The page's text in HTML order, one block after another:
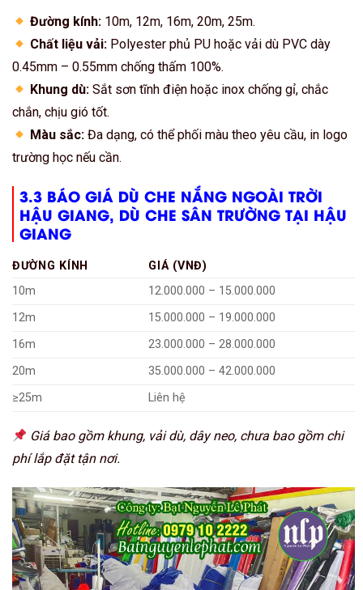
Đường kính: 10m, 12m, 16m, 20m, 25m.
Chất liệu vải: Polyester phủ PU hoặc vải dù PVC dày
0.45mm – 0.55mm chống thấm 100%.
Khung dù: Sắt sơn tĩnh điện hoặc inox chống gỉ, chắc
chắn, chịu gió tốt.
Màu sắc: Đa dạng, có thể phối màu theo yêu cầu, in logo
trường học nếu cần.
3.3 BÁO GIÁ DÙ CHE NẮNG NGOÀI TRỜI
HẬU GIANG, DÙ CHE SÂN TRƯỜNG TẠI HẬU
GIANG
ĐƯỜNG KÍNH
GIÁ (VNĐ)
10m
12.000.000 – 15.000.000
12m
15.000.000 – 19.000.000
16m
23.000.000 – 28.000.000
20m
35.000.000 – 42.000.000
≥25m
Liên hệ
Giá bao gồm khung, vải dù, dây neo, chưa bao gồm chi
phí lắp đặt tận nơi.